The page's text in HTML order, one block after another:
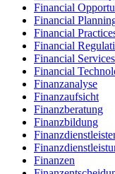
Financial
Financial
Financial
Financial
Financial Services
Financial
Finanzanalyse
Finanzaufsicht
Finanzberatung
Finanzbildung
Finanzen